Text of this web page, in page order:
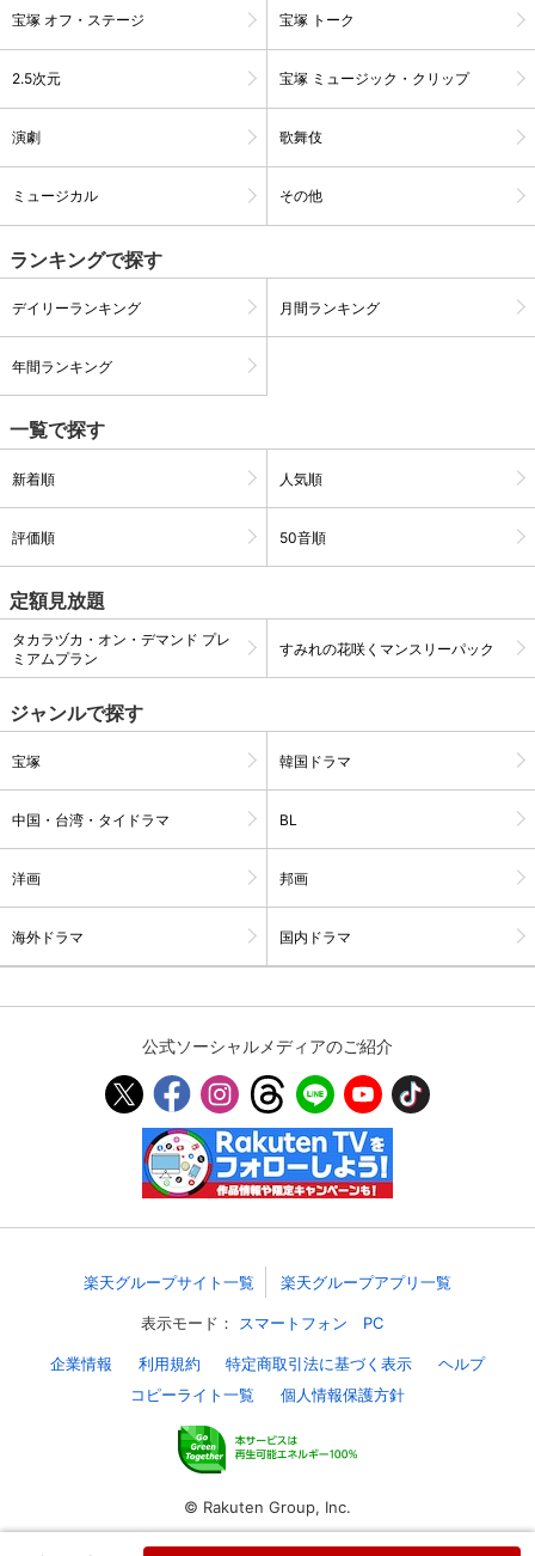
基本情報、本人連絡先、パスワード 、クレ
ジットカード情報の変更が可能です。
決済方法変更 決済方法の変更が可能です。
Myクーポン
ます。
購入履歴
確認が可能です。こちらから視聴いただく
お気に入り
お気に入りに登録した作品を確認できま
す。お気に入りに追加した作品の削除も可
能です。
サイト内の閲覧履歴を確認できます。履歴
の削除も可能です。
サイト内で表示される作品の表示制限が可
す。
スマホなどでRakuten TVを視聴する際のデ
バイス連携の設定ができます。
視聴年齢制限の変更時にパスコード入力が
求められるのでお子さまがいても安心で
す。
メルマガの配信停止、配信先のメールアド
定額見放題コンテンツの解約はこちらから
可能です。
宝塚 オフ・ステージ 宝塚 トーク
2.5次元 宝塚 ミュージック・クリップ
演劇 歌舞伎
ミュージカル その他
ランキングで探す
デイリーランキング 月間ランキング
年間ランキング
一覧で探す
新着順 人気順
評価順 50音順
定額見放題
タカラヅカ・オン・デマンド プレ
ミアムプラン
すみれの花咲くマンスリーパック
ジャンルで探す
宝塚 韓国ドラマ
中国・台湾・タイドラマ BL
洋画 邦画
海外ドラマ 国内ドラマ
公式ソーシャルメディアのご紹介
楽天グループサイト一覧 楽天グループアプリ一覧
表示モード： スマートフォン PC
企業情報 利用規約 特定商取引法に基づく表示
ヘルプ
コピーライト一覧
個人情報保護方針
© Rakuten Group, Inc.